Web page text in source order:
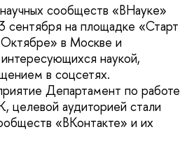
сообществ «ВНауке»
сентября на площадке «Старт
в Москве и
наукой,
в соцсетях.
Департамент по работе
целевой аудиторией стали
«ВКонтакте» и их